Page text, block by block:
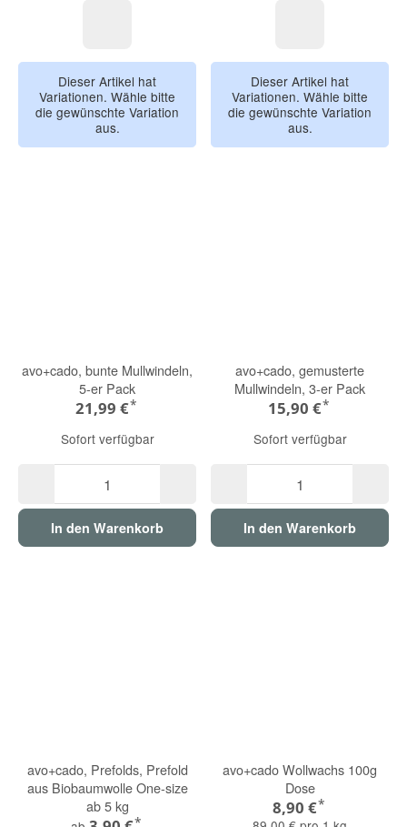
Dieser Artikel hat
Variationen. Wähle bitte
die gewünschte Variation
aus.
Dieser Artikel hat
Variationen. Wähle bitte
die gewünschte Variation
aus.
avo+cado, bunte Mullwindeln,
5-er Pack
21,99 €*
Sofort verfügbar
In den Warenkorb
avo+cado, gemusterte
Mullwindeln, 3-er Pack
15,90 €*
Sofort verfügbar
In den Warenkorb
avo+cado, Prefolds, Prefold
aus Biobaumwolle One-size
ab 5 kg
*
avo+cado Wollwachs 100g
Dose
8,90 €*